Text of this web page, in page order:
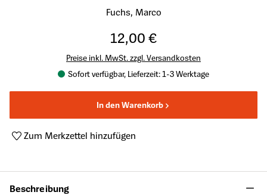
Fuchs, Marco
12,00 €
Preise inkl. MwSt. zzgl. Versandkosten
Sofort verfügbar, Lieferzeit: 1-3 Werktage
In den Warenkorb
Zum Merkzettel hinzufügen
Beschreibung